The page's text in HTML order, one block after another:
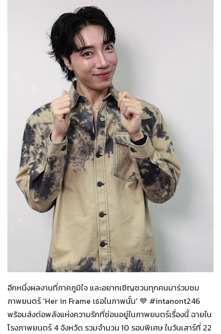
07-08-2569
Her in Frame เธอในภาพนั้น
อีกหนึ่งผลงานที่ภาคภูมิใจ และอยากเชิญชวนทุกคนมาร่วมชม
ภาพยนตร์ 'Her in Frame เธอในภาพนั้น' 💙 #intanont246
พร้อมส่งต่อพลังแห่งความรักที่ซ่อนอยู่ในภาพยนตร์เรื่องนี้ ฉายใน
โรงภาพยนตร์ 4 จังหวัด รวมจำนวน 10 รอบพิเศษ ในวันเสาร์ที่ 22